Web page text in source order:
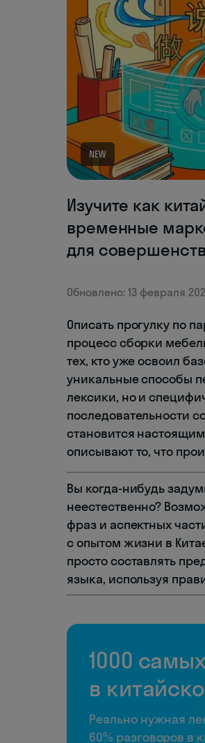
NEW
Изучите как
временные
для
Обновлено: 13 февраля
Описать прогулку по
процесс сборки
тех, кто уже освоил
уникальные способы
лексики, но и
последовательности
становится
описывают то, что
Вы когда-нибудь
неестественно?
фраз и аспектных
с опытом жизни в
просто составлять
языка, используя
1000
в
Реально нужная
60% разговоров в